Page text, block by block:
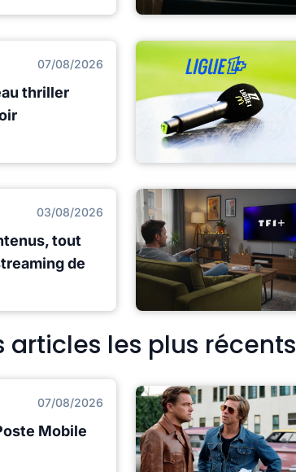
07/08/2026
thriller
03/08/2026
tout
de
articles les plus récents
07/08/2026
Mobile